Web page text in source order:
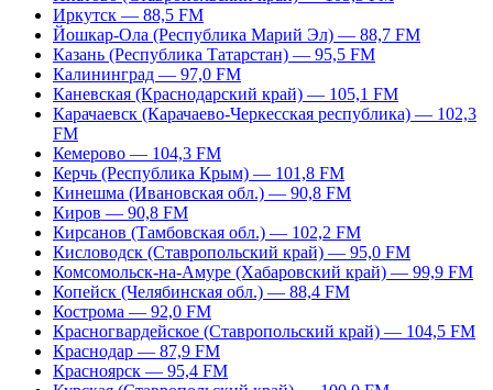
Иркутск — 88,5 FM
Йошкар-Ола (Республика Марий Эл) — 88,7 FM
Казань (Республика Татарстан) — 95,5 FM
Калининград — 97,0 FM
Каневская (Краснодарский край) — 105,1 FM
Карачаевск (Карачаево-Черкесская республика) — 102,3
FM
Кемерово — 104,3 FM
Керчь (Республика Крым) — 101,8 FM
Кинешма (Ивановская обл.) — 90,8 FM
Киров — 90,8 FM
Кирсанов (Тамбовская обл.) — 102,2 FM
Кисловодск (Ставропольский край) — 95,0 FM
Комсомольск-на-Амуре (Хабаровский край) — 99,9 FM
Копейск (Челябинская обл.) — 88,4 FM
Кострома — 92,0 FM
Красногвардейское (Ставропольский край) — 104,5 FM
Краснодар — 87,9 FM
Красноярск — 95,4 FM